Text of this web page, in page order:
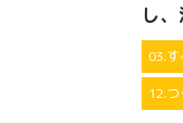
し
03.
12.